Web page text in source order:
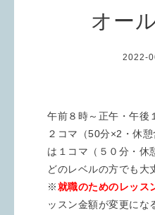
オー
2022-
午前８時～正午・午後
２コマ（50分×2・休
は１コマ（５０分・休
どのレベルの方でも大
※就職のためのレッス
ッスン金額が変更にな